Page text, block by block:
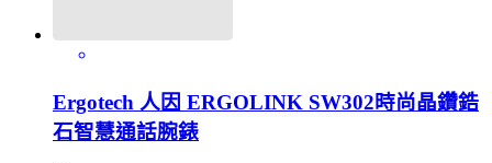
Ergotech 人因 ERGOLINK SW302時尚晶鑽鋯
石智慧通話腕錶